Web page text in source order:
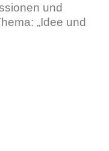
und
„Idee und